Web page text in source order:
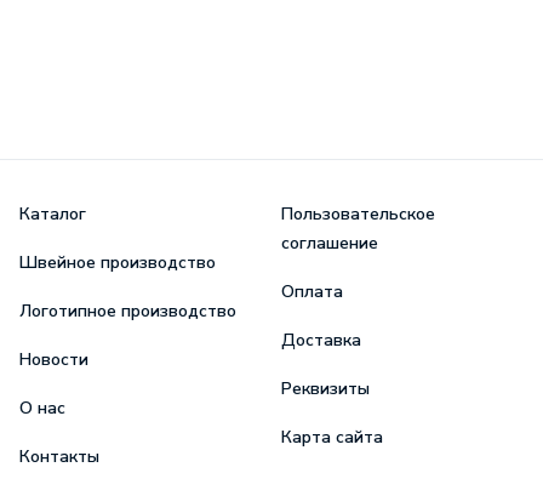
Каталог
Швейное производство
Логотипное производство
Новости
О нас
Контакты
Пользовательское
соглашение
Оплата
Доставка
Реквизиты
Карта сайта